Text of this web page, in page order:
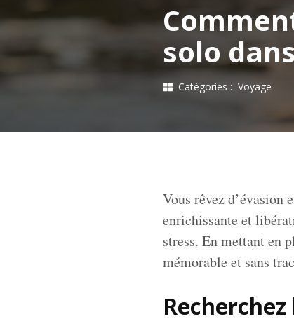
solo
Catégories : Voyage
Vous rêvez d’évasion
enrichissante et
stress. En mettant en
mémorable et sans